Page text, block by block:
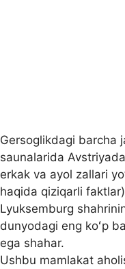
Gersoglikdagi barcha
saunalarida
erkak va ayol zallari
haqida qiziqarli
Lyuksemburg
dunyodagi eng koʻp
ega shahar.
Ushbu mamlakat